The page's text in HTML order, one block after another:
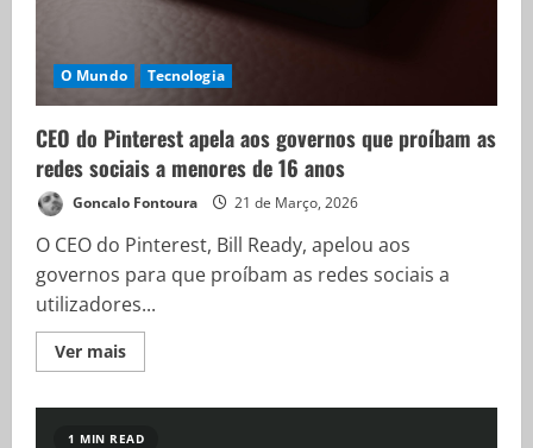
O Mundo Tecnologia
CEO do Pinterest apela aos governos que proíbam as
redes sociais a menores de 16 anos
Goncalo Fontoura 21 de Março, 2026
O CEO do Pinterest, Bill Ready, apelou aos
governos para que proíbam as redes sociais a
utilizadores...
Ver mais
1 MIN READ